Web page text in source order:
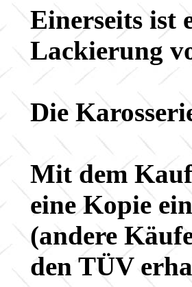
Einerseits ist
Lackierung
Die
Mit dem
eine Kopie
(andere
den TÜV